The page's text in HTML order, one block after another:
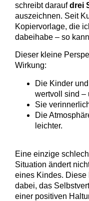
schreibt daraufdrei
auszeichnen. Seit
Kopiervorlage, die
dabeihabe – so
Dieser kleine
Wirkung:
Die Kinder
wertvoll sind –
Sie
Die
leichter.
Eine einzige
Situation ändert
eines Kindes. Diese
dabei, das
einer positiven